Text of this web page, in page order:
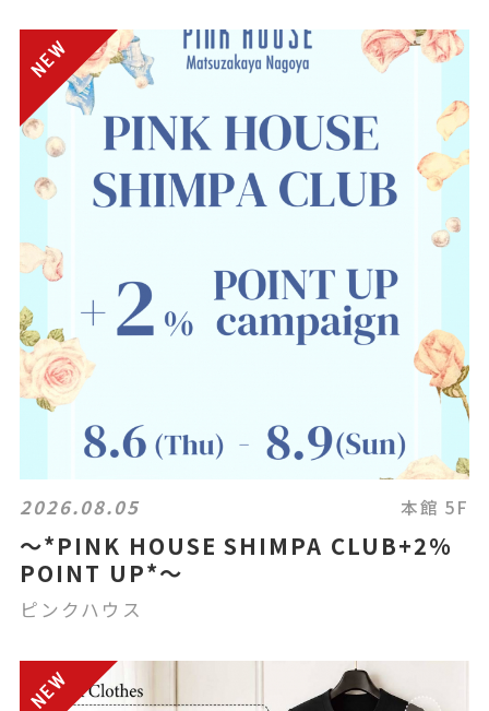
2026.08.05 本館 5F
〜*PINK HOUSE SHIMPA CLUB+2%
POINT UP*〜
ピンクハウス